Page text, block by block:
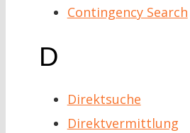
Contingency Search
D
Direktsuche
Direktvermittlung